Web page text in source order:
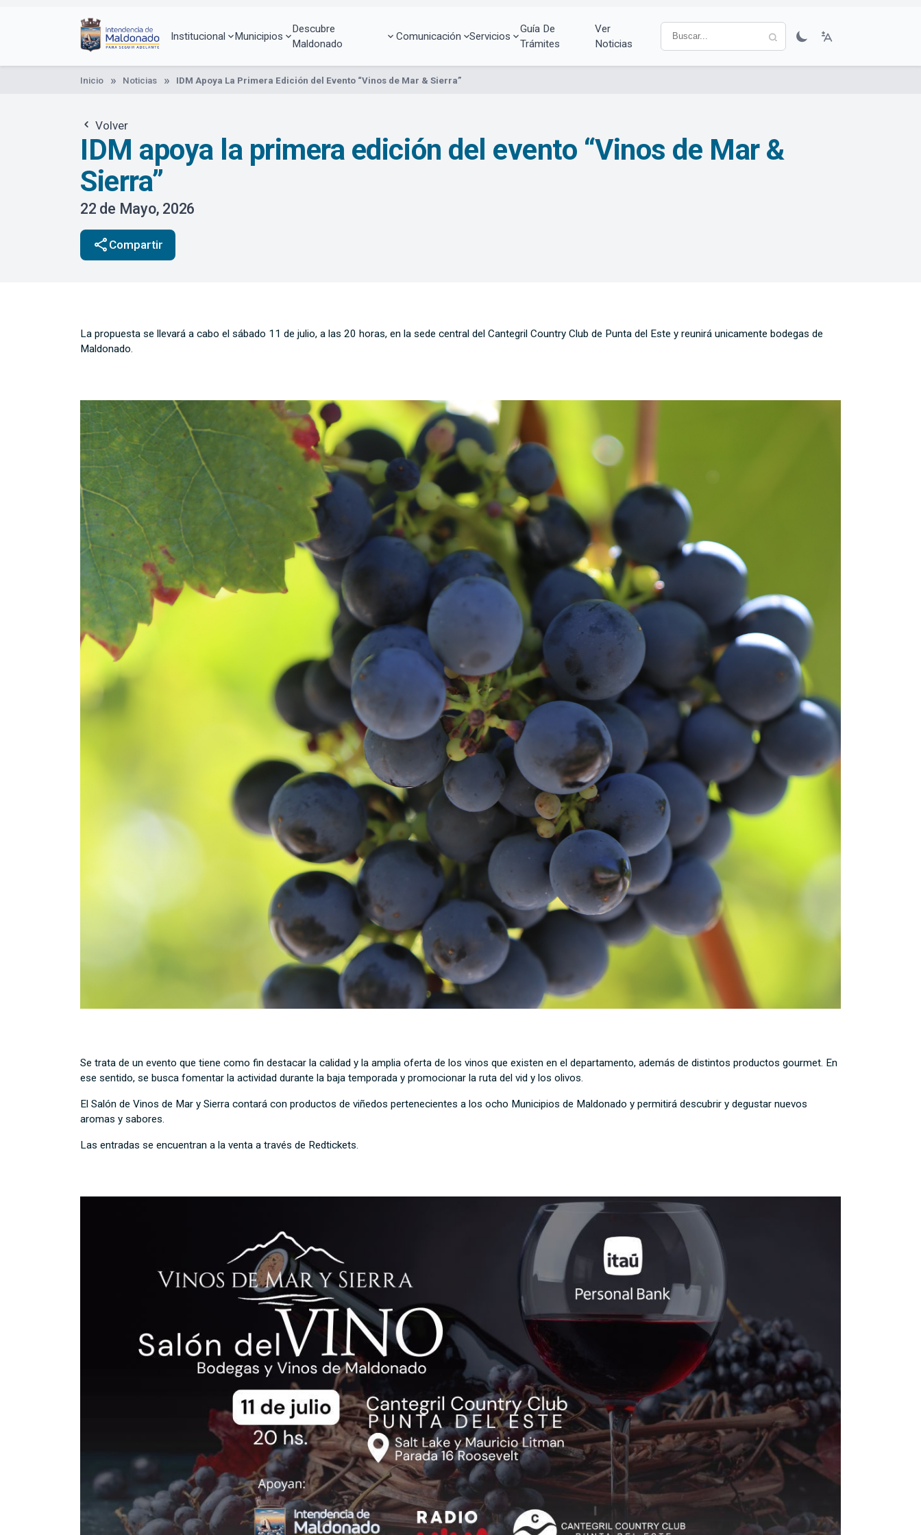
Institucional Municipios
Descubre
Maldonado
Comunicación Servicios
Guía De
Trámites
Ver
Noticias
Inicio Noticias IDM Apoya La Primera Edición del Evento “Vinos de Mar & Sierra”
Volver
IDM apoya la primera edición del evento “Vinos de Mar &
Sierra”
22 de Mayo, 2026
share Compartir
La propuesta se llevará a cabo el sábado 11 de julio, a las 20 horas, en la sede central del Cantegril Country Club de Punta del Este y reunirá unicamente bodegas de
Maldonado.
Se trata de un evento que tiene como fin destacar la calidad y la amplia oferta de los vinos que existen en el departamento, además de distintos productos gourmet. En
ese sentido, se busca fomentar la actividad durante la baja temporada y promocionar la ruta del vid y los olivos.
El Salón de Vinos de Mar y Sierra contará con productos de viñedos pertenecientes a los ocho Municipios de Maldonado y permitirá descubrir y degustar nuevos
aromas y sabores.
Las entradas se encuentran a la venta a través de Redtickets.